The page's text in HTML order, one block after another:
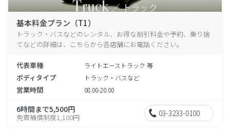
基本料金プラン（T1）
トラック・バスなどのレンタル、お得な割引料金や予約、乗り捨
てなどの詳細は、こちらから各店舗にお電話ください。
代表車種 ライトエーストラック 等
ボディタイプ トラック・バスなど
営業時間 08:00-20:00
6時間まで5,500円
免責補償制度1,100円 03-3233-0100